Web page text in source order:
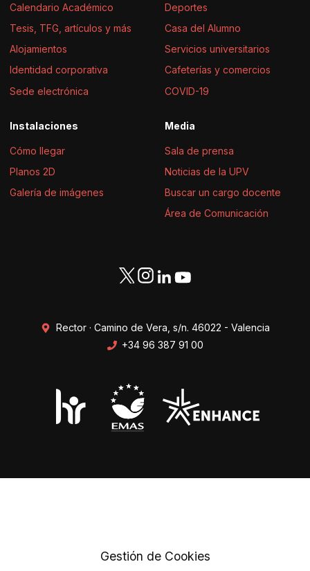
Calendario Académico
Tesis, TFG, artículos y más
Alojamientos
Identidad corporativa
Sede electrónica
Deportes
Casa del Alumno
Servicios universitarios
Cafeterías y comercios
COVID-19
Instalaciones
Cómo llegar
Planos 2D
Galería de imágenes
Media
Sala de prensa
Noticias de la UPV
Buscar un cargo docente
Área de Comunicación
Rector · Camino de Vera, s/n. 46022 - Valencia
+34 96 387 91 00
Gestión de Cookies